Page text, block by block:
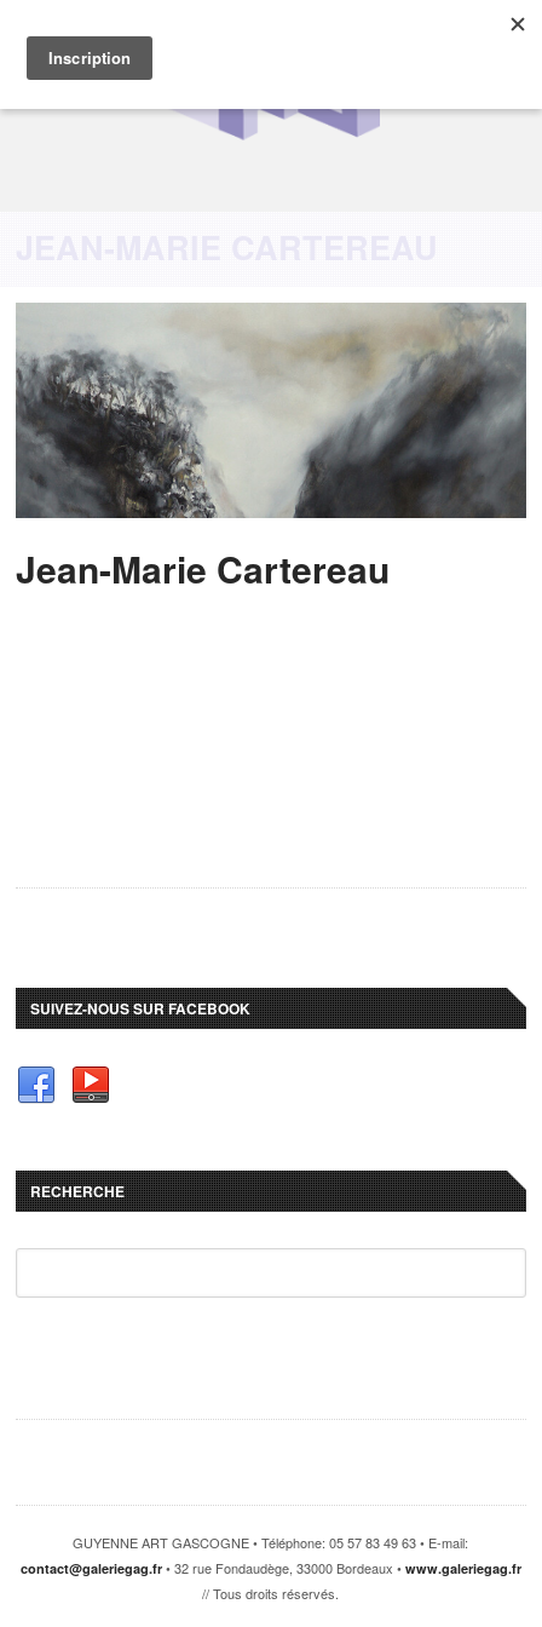
JEAN-MARIE CARTEREAU
Jean-Marie Cartereau
SUIVEZ-NOUS SUR FACEBOOK
RECHERCHE
GUYENNE ART GASCOGNE • Téléphone: 05 57 83 49 63 • E-mail:
contact@galeriegag.fr• 32 rue Fondaudège, 33000 Bordeaux • www.galeriegag.fr
// Tous droits réservés.